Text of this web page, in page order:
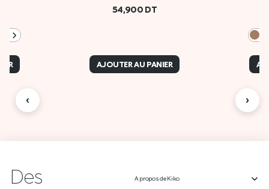
54,900 DT
AJOUTER AU PANIER
‹ ›
Des
A propos de Kiko